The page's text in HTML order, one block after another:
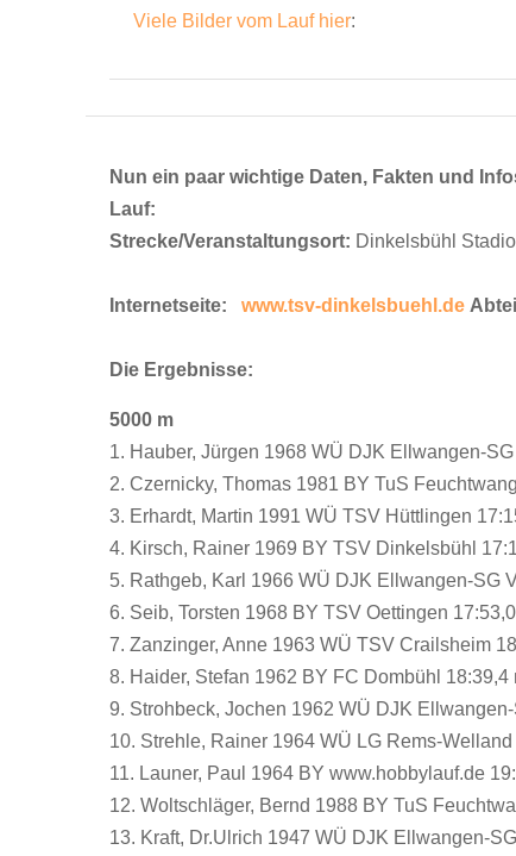
Viele Bilder vom Lauf hier:
Nun ein paar wichtige Daten, Fakten und
Lauf:
Strecke/Veranstaltungsort: Dinkelsbühl
Internetseite: www.tsv-dinkelsbuehl.de
Die Ergebnisse:
5000 m
1. Hauber, Jürgen 1968 WÜ DJK Ellwangen-
2. Czernicky, Thomas 1981 BY TuS
3. Erhardt, Martin 1991 WÜ TSV Hüttlingen
4. Kirsch, Rainer 1969 BY TSV Dinkelsbühl
5. Rathgeb, Karl 1966 WÜ DJK Ellwangen-SG
6. Seib, Torsten 1968 BY TSV Oettingen
7. Zanzinger, Anne 1963 WÜ TSV Crailsheim
8. Haider, Stefan 1962 BY FC Dombühl 18:39,4
9. Strohbeck, Jochen 1962 WÜ DJK
10. Strehle, Rainer 1964 WÜ LG Rems-
11. Launer, Paul 1964 BY www.hobbylauf.de
12. Woltschläger, Bernd 1988 BY TuS
13. Kraft, Dr.Ulrich 1947 WÜ DJK Ellwangen-